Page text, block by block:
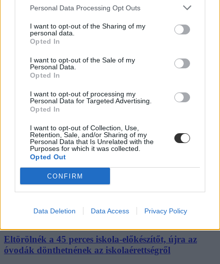
Personal Data Processing Opt Outs
I want to opt-out of the Sharing of my
personal data.
Opted In
I want to opt-out of the Sale of my
Personal Data.
Opted In
I want to opt-out of processing my
Personal Data for Targeted Advertising.
Opted In
I want to opt-out of Collection, Use,
Retention, Sale, and/or Sharing of my
Personal Data that Is Unrelated with the
Purposes for which it was collected.
Opted Out
CONFIRM
Data Deletion Data Access Privacy Policy
hogy hány kollégiumi férőhely jut a hallgatókra, a térítési díj összege
sem egységes. Míg a BME-n 100 újonnan felvett egyetemistára 76
férőhely jut, a BGE-n mindössze 16, a legolcsóbb havi kollégiumi
díjak pedig 9300 és 25 500 forint között mozognak a vizsgált
intézményekben. Megnéztük, hol mekkora a kollégiumi kapacitás,
mennyit kell fizetni, és mi alapján dől el, hogy ki költözhet be.
Felsőoktatás
Szöllősi Anna
vállalhatnak diákmunkát – több mint százezer
levelezős hallgatót érinthet a szabály
„Szinte bárhol voltam állásinterjún, mikor megtudták, hogy levelező
tagozatos hallgató vagyok, egyből húzni kezdték a szájukat” –
számolt be tapasztalatairól az Eduline-nak egy egyetemista. Példája
azonban korántsem egyedi: több levelezős hallgató számolt be
hasonló nehézségekről.
Campus life
Eltörölnék a 45 perces iskola-előkészítőt, újra az
óvodák dönthetnének az iskolaérettségről